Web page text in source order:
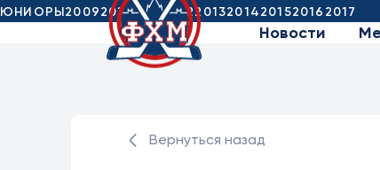
ЮНИОРЫ20092010201120122013201420152016 2017
Новости
Вернуться назад